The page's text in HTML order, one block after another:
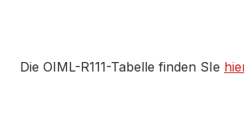
Die OIML-R111-Tabelle finden SIe